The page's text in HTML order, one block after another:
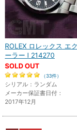
ROLEX ロレックス エ
ーラー I 214270
SOLD OUT
（33件）
シリアル：ランダム
メーカー保証書日付：
2017年12月